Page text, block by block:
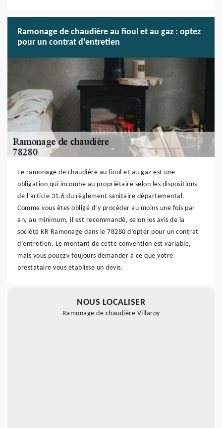
Ramonage de chaudière au fioul et au gaz : optez
pour un contrat d’entretien
Le ramonage de chaudière au fioul et au gaz est une
obligation qui incombe au propriétaire selon les dispositions
de l’article 31.6 du règlement sanitaire départemental.
Comme vous êtes obligé d’y procéder au moins une fois par
an, au minimum, il est recommandé, selon les avis de la
société KR Ramonage dans le 78280 d’opter pour un contrat
d’entretien. Le montant de cette convention est variable,
mais vous pouezv toujours demander à ce que votre
prestataire vous établisse un devis.
NOUS LOCALISER
Ramonage de chaudière Villaroy